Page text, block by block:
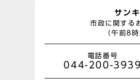
サン
市政に関する
（午前8
電話番号
044-200-3939